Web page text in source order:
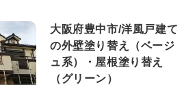
大阪府豊中市/洋風戸建て
の外壁塗り替え（ベージ
ュ系）・屋根塗り替え
（グリーン）